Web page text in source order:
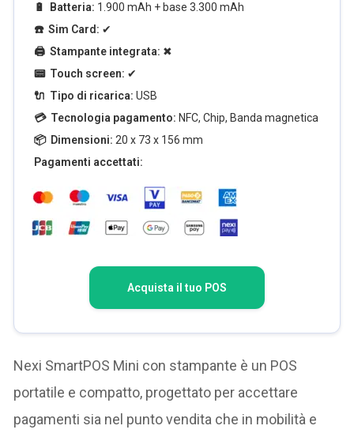
🔋 Batteria: 1.900 mAh + base 3.300 mAh
☎️ Sim Card: ✔
🖨️ Stampante integrata: ✖
📟 Touch screen: ✔
🔌 Tipo di ricarica:USB
💳 Tecnologia pagamento: NFC, Chip, Banda magnetica
📦 Dimensioni: 20 x 73 x 156 mm
Pagamenti accettati:
Acquista il tuo POS
Nexi SmartPOS Mini con stampante è un POS
portatile e compatto, progettato per accettare
pagamenti sia nel punto vendita che in mobilità e